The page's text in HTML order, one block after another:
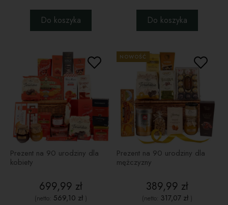
Do koszyka Do koszyka
Prezent na 90 urodziny dla
kobiety
699,99 zł
(netto: 569,10 zł )
Prezent na 90 urodziny dla
mężczyzny
389,99 zł
(netto: 317,07 zł )
NOWOŚĆ